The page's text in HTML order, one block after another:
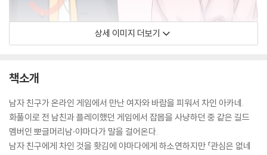
상세 이미지 더보기
책소개
남자 친구가 온라인 게임에서 만난 여자와 바람을 피워서 차인 아카네.
화풀이로 전 남친과 플레이했던 게임에서 잡몹을 사냥하던 중 같은 길드
멤버인 뽀글머리남·야마다가 말을 걸어온다.
남자 친구에게 차인 것을 홧김에 야마다에게 하소연하지만 「관심은 없네